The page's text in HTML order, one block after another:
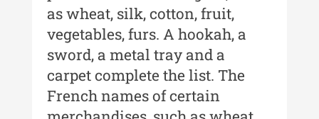
Buletinul Centrului de Cercetare și
Conservare-Restaurare a
Patrimoniului
Buletinul Centrului de Cercetare
și Conservare-Restaurare a
as wheat, silk, cotton, fruit,
vegetables, furs. A hookah, a
sword, a metal tray and a
carpet complete the list. The
French names of certain